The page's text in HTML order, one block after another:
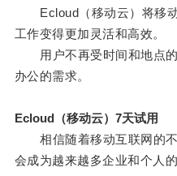
Ecloud（移动云）将移动
工作变得更加灵活和高效。
用户不再受时间和地点的
办公的需求。
Ecloud（移动云）7天试用
相信随着移动互联网的不
会成为越来越多企业和个人